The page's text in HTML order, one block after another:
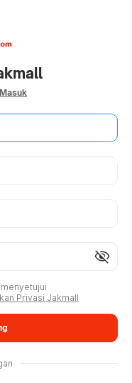
Masuk
visibility_off
Privasi Jakmall